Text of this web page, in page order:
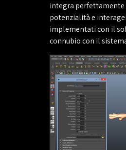
integra perfettamente
potenzialità e
implementati con il
connubio con il